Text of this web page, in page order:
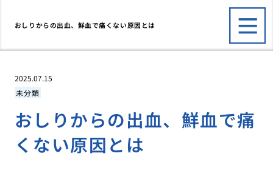
おしりからの出血、鮮血で痛くない原因とは
2025.07.15
未分類
おしりからの出血、鮮血で痛
くない原因とは